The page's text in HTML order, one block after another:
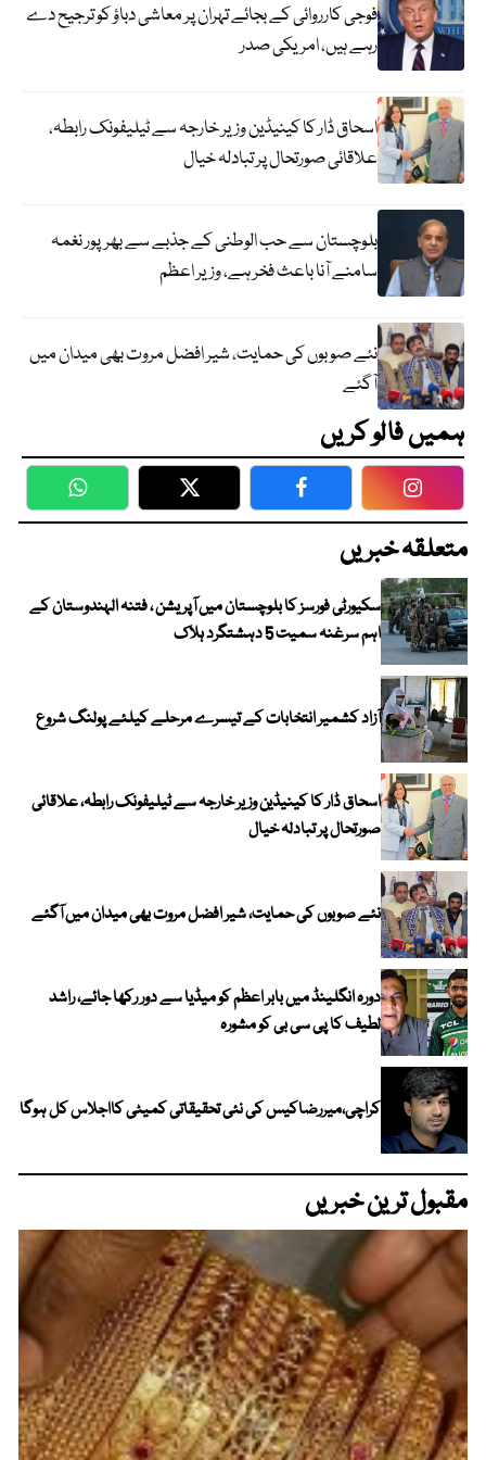
فوجی کارروائی کے بجائے تہران پر معاشی دباؤ کو ترجیح دے
رہے ہیں، امریکی صدر
اسحاق ڈار کا کینیڈین وزیر خارجہ سے ٹیلیفونک رابطہ،
علاقائی صورتحال پر تبادلہ خیال
بلوچستان سے حب الوطنی کے جذبے سے بھرپور نغمہ
سامنے آنا باعث فخر ہے، وزیر اعظم
نئے صوبوں کی حمایت، شیر افضل مروت بھی میدان میں
آگئے
ہمیں فالو کریں
WhatsApp Twitter Facebook
متعلقہ خبریں
سکیورٹی فورسز کا بلوچستان میں آپریشن ، فتنہ الہندوستان کے
اہم سرغنہ سمیت 5 دہشتگرد ہلاک
آزاد کشمیر انتخابات کے تیسرے مرحلے کیلئے پولنگ شروع
اسحاق ڈار کا کینیڈین وزیر خارجہ سے ٹیلیفونک رابطہ، علاقائی
صورتحال پر تبادلہ خیال
نئے صوبوں کی حمایت، شیر افضل مروت بھی میدان میں آگئے
دورہ انگلینڈ میں بابر اعظم کو میڈیا سے دور رکھا جائے، راشد
لطیف کا پی سی بی کو مشورہ
کراچی،میررضاکیس کی نئی تحقیقاتی کمیٹی کااجلاس کل ہوگا
مقبول ترین خبریں